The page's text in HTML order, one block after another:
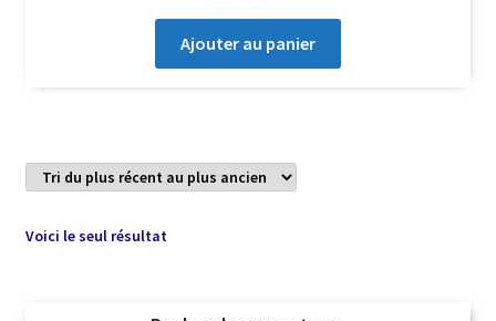
Ajouter au panier
Voici le seul résultat